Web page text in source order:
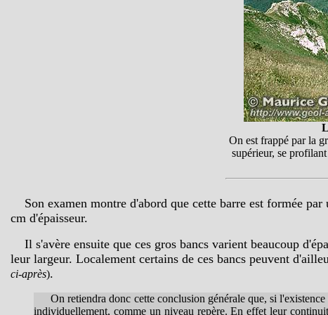
On est frappé par la
supérieur, se
Son examen montre d'abord que cette barre est formée
cm d'épaisseur.
Il s'avère ensuite que ces gros bancs varient beaucoup
leur largeur. Localement certains de ces bancs peuvent
ci-après).
On retiendra donc cette conclusion générale que, si
individuellement, comme un niveau repère. En effet leur